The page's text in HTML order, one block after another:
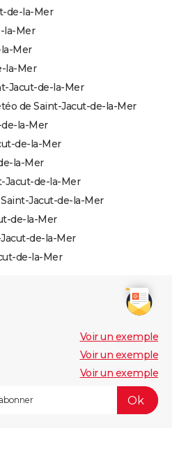
de-la-Mer
la-Mer
Mer
la-Mer
Jacut-de-la-Mer
de Saint-Jacut-de-la-Mer
la-Mer
de-la-Mer
la-Mer
Jacut-de-la-Mer
Jacut-de-la-Mer
de-la-Mer
de-la-Mer
de-la-Mer
Voir un exemple
Voir un exemple
Voir un exemple